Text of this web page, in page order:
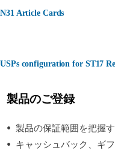
N31 Article Cards
USPs configuration for ST17
製品のご登録
製品の保証範囲を把握
キャッシュバック、ギ